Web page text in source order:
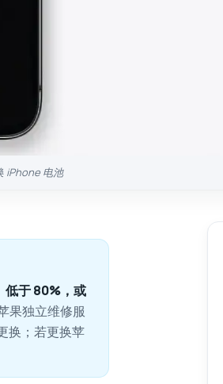
iPhone 电池
低于 80%，或
果独立维修服
换；若更换苹